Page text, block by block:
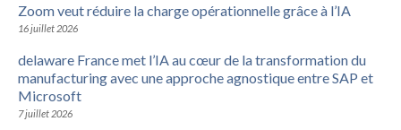
Zoom veut réduire la charge opérationnelle grâce à l’IA
16 juillet 2026
delaware France met l’IA au cœur de la transformation du
manufacturing avec une approche agnostique entre SAP et
Microsoft
7 juillet 2026